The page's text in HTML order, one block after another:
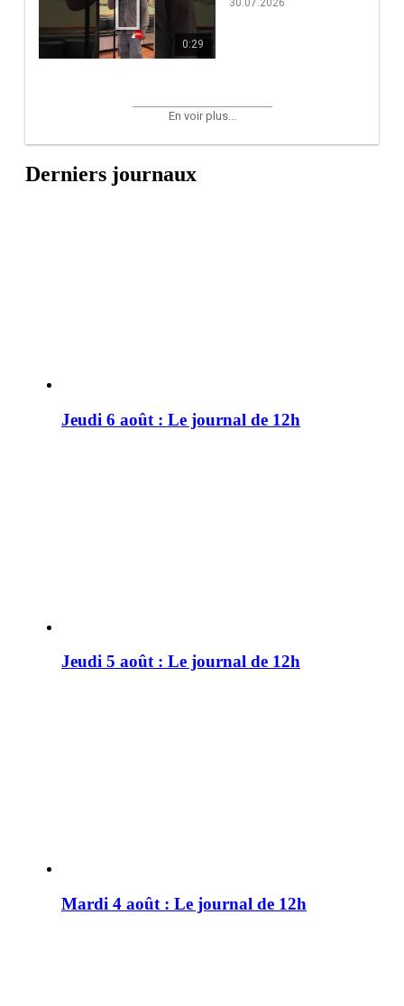
0:29
30.07.2026
En voir plus...
Derniers journaux
Jeudi 6 août : Le journal de 12h
Jeudi 5 août : Le journal de 12h
Mardi 4 août : Le journal de 12h